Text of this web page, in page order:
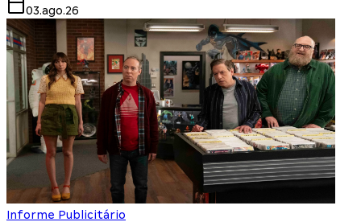
03.ago.26
Informe Publicitário